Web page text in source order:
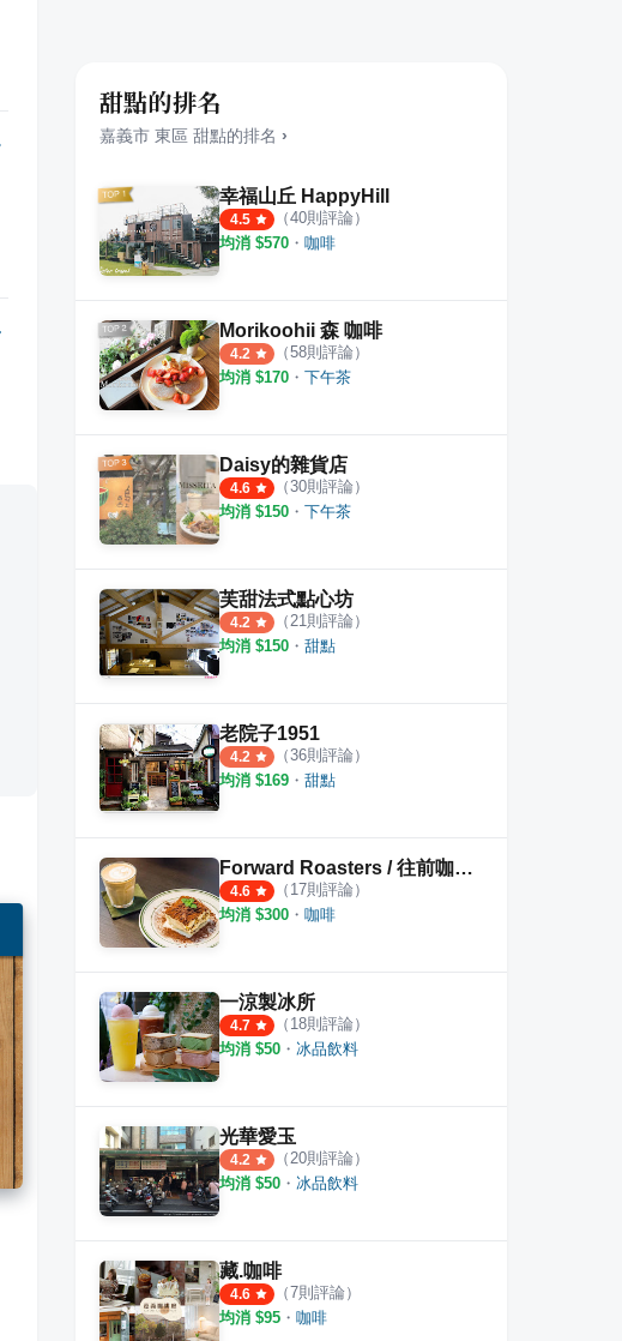
甜點的排名
嘉義市 東區 甜點的排名 ›
幸福山丘 HappyHill
4.5 （40則評論）
均消 $570 ・ 咖啡
Morikoohii 森 咖啡
4.2 （58則評論）
均消 $170 ・ 下午茶
Daisy的雜貨店
4.6 （30則評論）
均消 $150 ・ 下午茶
芙甜法式點心坊
4.2 （21則評論）
均消 $150 ・ 甜點
老院子1951
4.2 （36則評論）
均消 $169 ・ 甜點
Forward Roasters / 往前咖啡製作所
4.6 （ 17則評論）
均消 $300 ・ 咖啡
一涼製冰所
4.7 （ 18則評論）
均消 $50 ・ 冰品飲料
光華愛玉
4.2 （20則評論）
均消 $50 ・ 冰品飲料
藏.咖啡
4.6 （7則評論）
均消 $95 ・ 咖啡